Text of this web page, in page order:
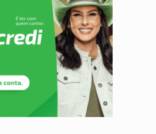
2ª edição da feira começa nesta quinta-feira (6) no
Contratação de novos servidores reforça equipes do Cad
de carro avança cruzamento e deixa
DO BRASIL': Emanuel Neri transforma indignação e esperança em
Dentista de PVH é denunciado por transmitir HIV